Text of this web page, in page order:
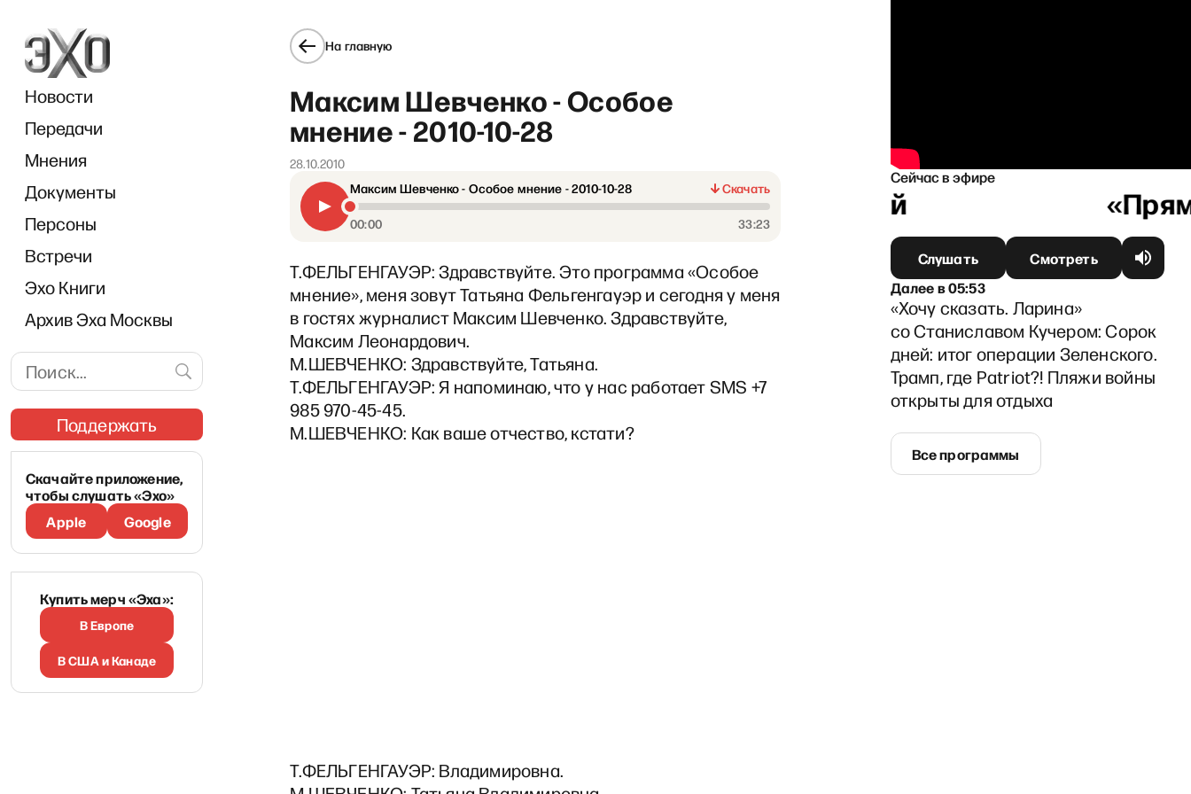
Новости
Передачи
Мнения
Документы
Персоны
Встречи
Эхо Книги
Архив Эха Москвы
Поддержать
Скачайте приложение,
чтобы слушать «Эхо»
Apple
Google
Купить мерч «Эха»:
В Европе
В США и Канаде
На главную
Максим Шевченко - Особое
мнение - 2010-10-28
28.10.2010
Максим Шевченко - Особое мнение - 2010-10-28
Скачать
00:00 33:23
Т.ФЕЛЬГЕНГАУЭР: Здравствуйте. Это программа «Особое
мнение», меня зовут Татьяна Фельгенгауэр и сегодня у меня
в гостях журналист Максим Шевченко. Здравствуйте,
Максим Леонардович.
М.ШЕВЧЕНКО: Здравствуйте, Татьяна.
Т.ФЕЛЬГЕНГАУЭР: Я напоминаю, что у нас работает SMS +7
985 970-45-45.
М.ШЕВЧЕНКО: Как ваше отчество, кстати?
Т.ФЕЛЬГЕНГАУЭР: Владимировна.
Сейчас в эфире
«Прямо сейчас» с Ириной Щербаковой
Слушать
Смотреть
Далеев05:53
«Хочу сказать. Ларина»
со Станиславом Кучером: Сорок
дней: итог операции Зеленского.
Трамп, где Patriot?! Пляжи войны
открыты для отдыха
Все программы